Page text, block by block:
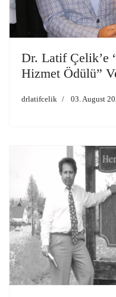
Dr. Latif Çelik’e
Hizmet Ödülü”
drlatifcelik 03. August